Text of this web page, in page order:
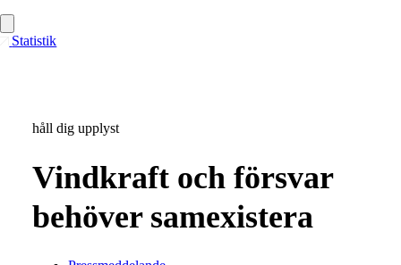
Statistik
håll dig upplyst
Vindkraft och försvar
behöver samexistera